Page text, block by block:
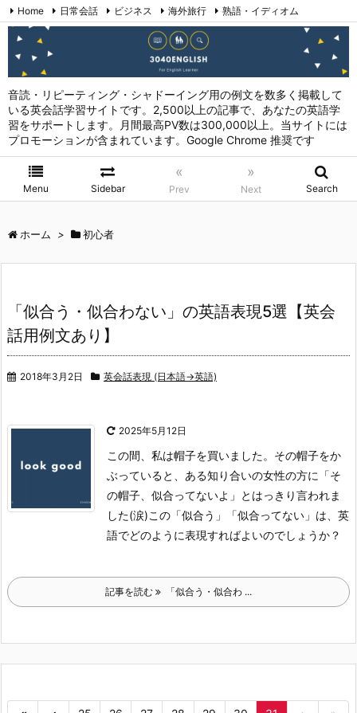
音読・リピーティング・シャドーイング用の例文を数多く掲載して
いる英会話学習サイトです。2,500以上の記事で、あなたの英語学
習をサポートします。月間最高PV数は300,000以上。当サイトには
プロモーションが含まれています。Google Chrome 推奨です
Menu Sidebar
«
Prev
»
Next Search
Home 日常会話 ビジネス 海外旅行
熟語・イディオム
英会話表現 (日本語→英語)
お問い合わせ
ホーム > 初心者
「似合う・似合わない」の英語表現5選【英会
話用例文あり】
2018年3月2日 英会話表現 (日本語→英語)
2025年5月12日
この間、私は帽子を買いました。その帽子をか
ぶっていると、ある知り合いの女性の方に「そ
の帽子、似合ってないよ」とはっきり言われま
した(涙)この「似合う」「似合ってない」は、英
語でどのように表現すればよいのでしょうか？
記事を読む 「似合う・似合わ ...